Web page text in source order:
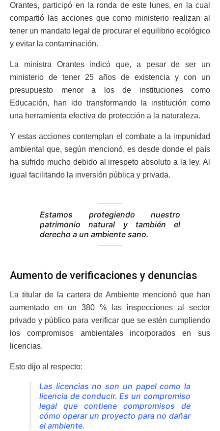
Orantes, participó en la ronda de este lunes, en la cual
compartió las acciones que como ministerio realizan al
tener un mandato legal de procurar el equilibrio ecológico
y evitar la contaminación.
La ministra Orantes indicó que, a pesar de ser un
ministerio de tener 25 años de existencia y con un
presupuesto menor a los de instituciones como
Educación, han ido transformando la institución como
una herramienta efectiva de protección a la naturaleza.
Y estas acciones contemplan el combate a la impunidad
ambiental que, según mencionó, es desde donde el país
ha sufrido mucho debido al irrespeto absoluto a la ley. Al
igual facilitando la inversión pública y privada.
Estamos protegiendo nuestro
patrimonio natural y también el
derecho a un ambiente sano.
Aumento de verificaciones y denuncias
La titular de la cartera de Ambiente mencionó que han
aumentado en un 380 % las inspecciones al sector
privado y público para verificar que se estén cumpliendo
los compromisos ambientales incorporados en sus
licencias.
Esto dijo al respecto:
Las licencias no son un papel como la
licencia de conducir. Es un compromiso
legal que contiene compromisos de
cómo operar un proyecto para no dañar
el ambiente.